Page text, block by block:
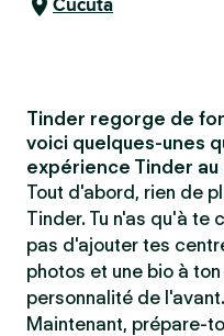
Tinder regorge de
voici quelques-unes
expérience Tinder au
Tout d'abord, rien de
Tinder. Tu n'as qu'à te
pas d'ajouter tes
photos et une bio à
personnalité de l'avant.
Maintenant, prépare-